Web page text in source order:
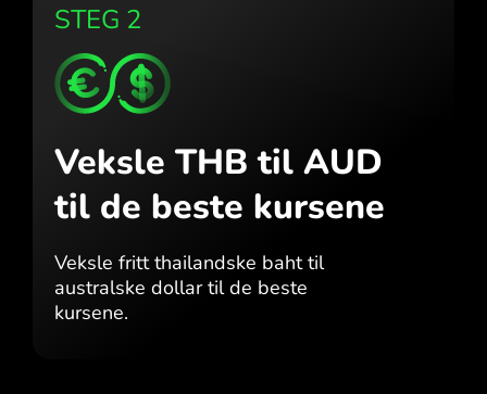
STEG 2
Veksle THB til AUD
til de beste kursene
Veksle fritt thailandske baht til
australske dollar til de beste
kursene.